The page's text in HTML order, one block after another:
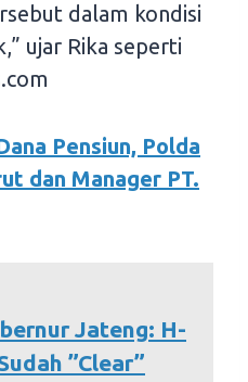
dalam kondisi
ujar Rika seperti
Pensiun, Polda
dan Manager PT.
Jateng: H-
”Clear”